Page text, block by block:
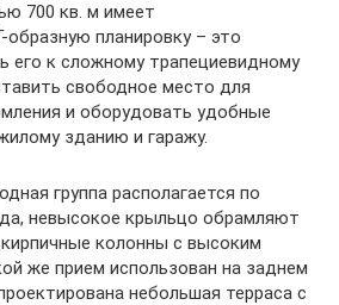
700 кв. м имеет
планировку – это
его к сложному трапециевидному
свободное место для
и оборудовать удобные
зданию и гаражу.
группа располагается по
невысокое крыльцо обрамляют
колонны с высоким
же прием использован на заднем
небольшая терраса с